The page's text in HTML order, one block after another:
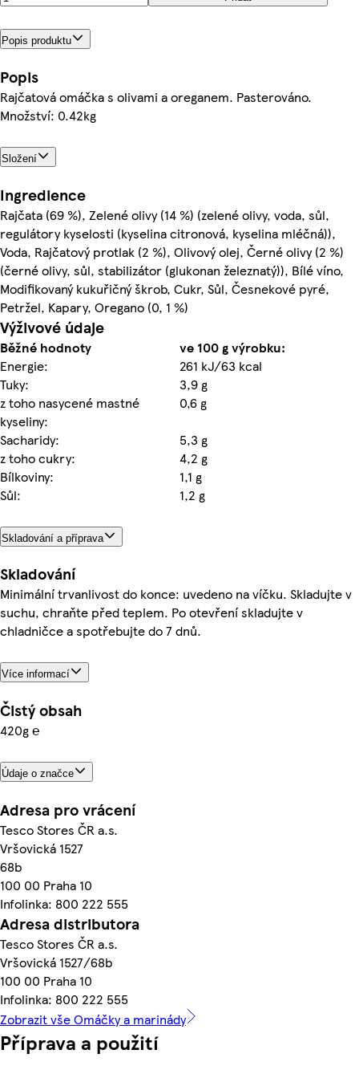
Popis produktu
Popis
Rajčatová omáčka s olivami a oreganem. Pasterováno.
Množství: 0.42kg
Složení
Ingredience
Rajčata (69 %), Zelené olivy (14 %) (zelené olivy, voda, sůl,
regulátory kyselosti (kyselina citronová, kyselina mléčná)),
Voda, Rajčatový protlak (2 %), Olivový olej, Černé olivy (2 %)
(černé olivy, sůl, stabilizátor (glukonan železnatý)), Bílé víno,
Modifikovaný kukuřičný škrob, Cukr, Sůl, Česnekové pyré,
Petržel, Kapary, Oregano (0, 1 %)
Výživové údaje
Běžné hodnoty
ve 100 g výrobku:
Energie:
261 kJ/63 kcal
Tuky:
3,9 g
z toho nasycené mastné
kyseliny:
0,6 g
Sacharidy:
5,3 g
z toho cukry:
4,2 g
Bílkoviny:
1,1 g
Sůl:
1,2 g
Skladování a příprava
Skladování
Minimální trvanlivost do konce: uvedeno na víčku. Skladujte v
suchu, chraňte před teplem. Po otevření skladujte v
chladničce a spotřebujte do 7 dnů.
Více informací
Čistý obsah
420g ℮
Údaje o značce
Adresa pro vrácení
Tesco Stores ČR a.s.
Vršovická 1527
68b
100 00 Praha 10
Infolinka: 800 222 555
Adresa distributora
Tesco Stores ČR a.s.
Vršovická 1527/68b
100 00 Praha 10
Infolinka: 800 222 555
Zobrazit vše Omáčky a marinády
Příprava a použití